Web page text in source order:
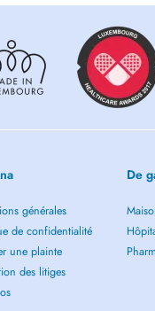
générales
de confidentialité
une plainte
des litiges
De